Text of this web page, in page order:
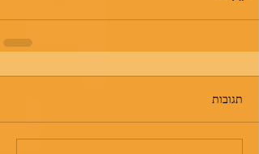
תגובות